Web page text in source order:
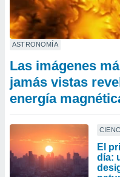
ASTRONOMÍA
Las imágenes
jamás vistas
energía
El
día: